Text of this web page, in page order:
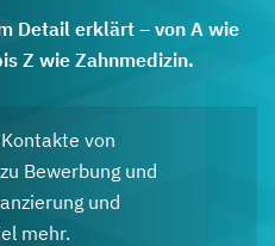
Detail erklärt – von A wie
Z wie Zahnmedizin.
von
Bewerbung und
und
mehr.